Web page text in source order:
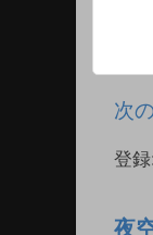
次
登
夜